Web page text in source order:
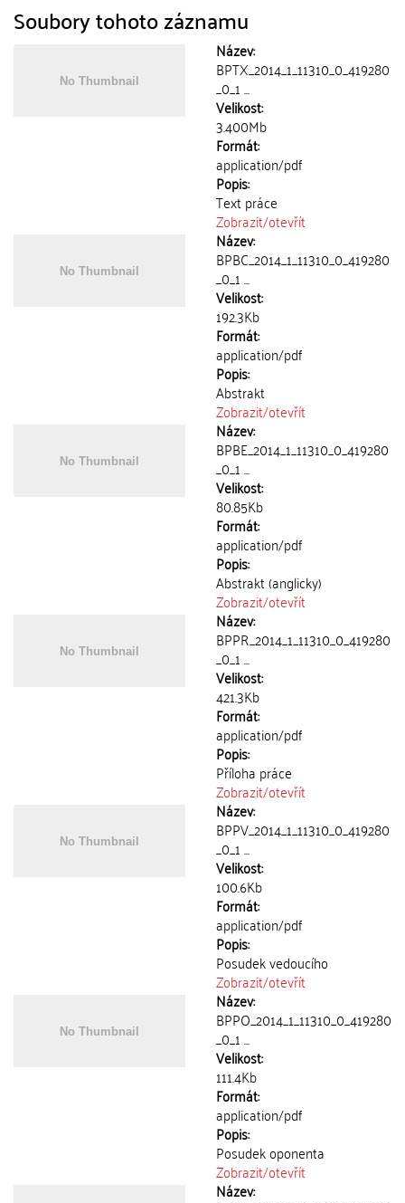
Soubory tohoto záznamu
Název:
BPTX_2014_1_11310_0_419280
_0_1 ...
Velikost:
3.400Mb
Formát:
application/pdf
Popis:
Text práce
Zobrazit/otevřít
Název:
BPBC_2014_1_11310_0_419280
_0_1 ...
Velikost:
192.3Kb
Formát:
application/pdf
Popis:
Abstrakt
Zobrazit/otevřít
Název:
BPBE_2014_1_11310_0_419280
_0_1 ...
Velikost:
80.85Kb
Formát:
application/pdf
Popis:
Abstrakt (anglicky)
Zobrazit/otevřít
Název:
BPPR_2014_1_11310_0_419280
_0_1 ...
Velikost:
421.3Kb
Formát:
application/pdf
Popis:
Příloha práce
Zobrazit/otevřít
Název:
BPPV_2014_1_11310_0_419280
_0_1 ...
Velikost:
100.6Kb
Formát:
application/pdf
Popis:
Posudek vedoucího
Zobrazit/otevřít
Název:
BPPO_2014_1_11310_0_419280
_0_1 ...
Velikost:
111.4Kb
Formát:
application/pdf
Popis:
Posudek oponenta
Zobrazit/otevřít
Název: